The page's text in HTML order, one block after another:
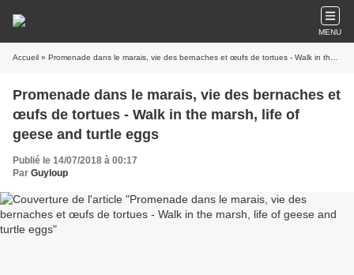
MENU
Accueil » Promenade dans le marais, vie des bernaches et œufs de tortues - Walk in the marsh, life of geese and turtle eggs
Promenade dans le marais, vie des bernaches et
œufs de tortues - Walk in the marsh, life of
geese and turtle eggs
Publié le 14/07/2018 à 00:17
Par Guyloup